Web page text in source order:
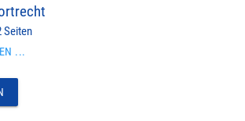
Seiten
...